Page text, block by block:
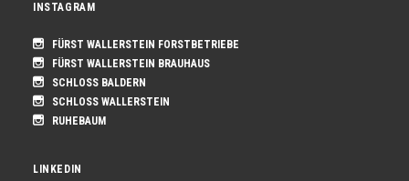
INSTAGRAM
FÜRST WALLERSTEIN FORSTBETRIEBE
FÜRST WALLERSTEIN BRAUHAUS
SCHLOSS BALDERN
SCHLOSS WALLERSTEIN
RUHEBAUM
LINKEDIN